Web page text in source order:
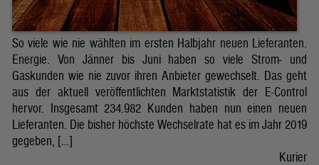
So viele wie nie wählten im ersten Halbjahr neuen Lieferanten.
Energie. Von Jänner bis Juni haben so viele Strom- und
Gaskunden wie nie zuvor ihren Anbieter gewechselt. Das geht
aus der aktuell veröffentlichten Marktstatistik der E-Control
hervor. Insgesamt 234.982 Kunden haben nun einen neuen
Lieferanten. Die bisher höchste Wechselrate hat es im Jahr 2019
gegeben, […]
Kurier